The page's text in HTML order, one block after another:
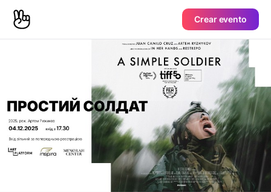
Crear evento